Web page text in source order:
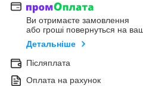
Ви отримаєте замовлення
або гроші повернуться на
Детальніше
Післяплата
Оплата на рахунок